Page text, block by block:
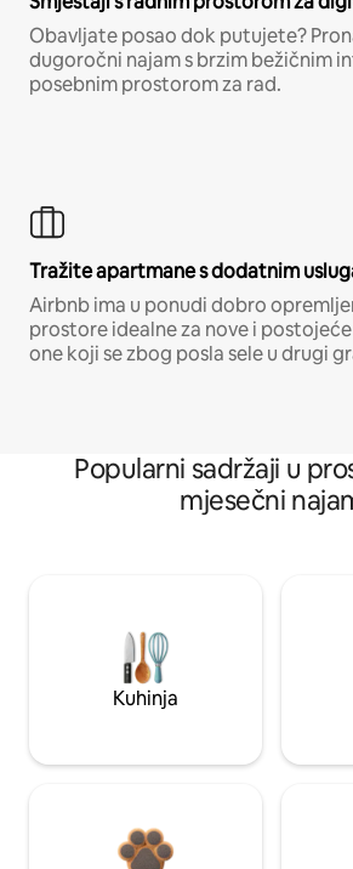
Obavljate posao dok putujete?
dugoročni najam s brzim bežičnim
posebnim prostorom za rad.
Tražite apartmane s dodatnim
Airbnb ima u ponudi dobro
prostore idealne za nove i
one koji se zbog posla sele u drugi
Popularni sadržaji u
mjesečni
Kuhinja